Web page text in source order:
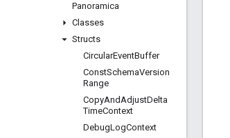
Panoramica
Classes
Structs
CircularEventBuffer
ConstSchemaVersion
Range
CopyAndAdjustDelta
TimeContext
DebugLogContext